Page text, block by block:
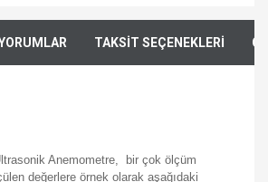
TAKSİT SEÇENEKLERİ
Anemometre, bir çok ölçüm
değerlere örnek olarak aşağıdaki